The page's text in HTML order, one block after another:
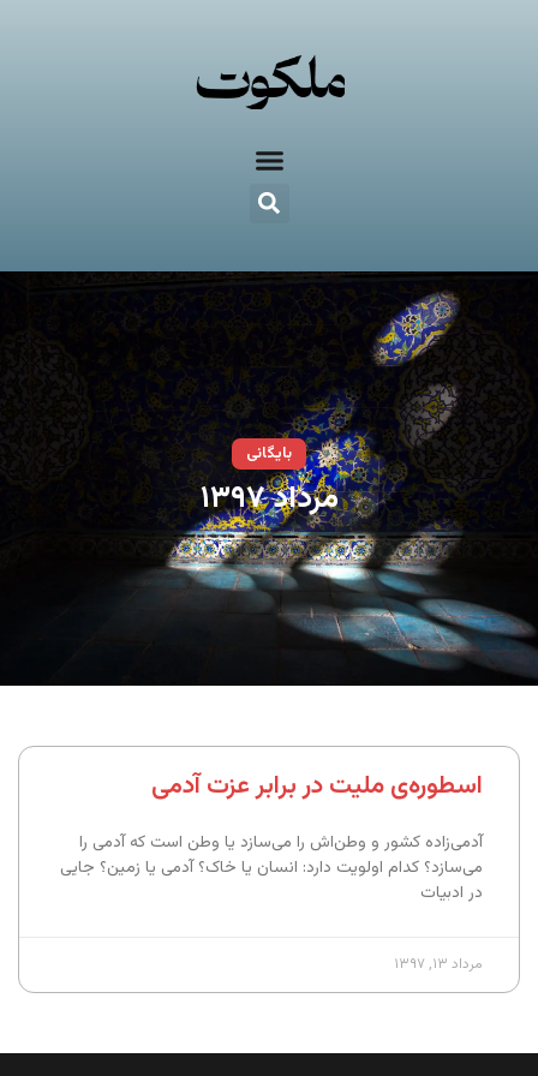
بایگانی
مرداد ۱۳۹۷
اسطوره‌ی ملیت در برابر عزت آدمی
آدمی‌زاده کشور و وطن‌اش را می‌سازد یا وطن است که آدمی را
می‌سازد؟ کدام اولویت دارد: انسان یا خاک؟ آدمی یا زمین؟ جایی
در ادبیات
مرداد ۱۳, ۱۳۹۷